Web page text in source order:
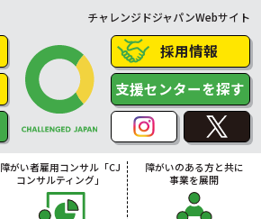
チャレンジドジャパンWebサイト
採用情報
支援センターを探す
障がい者雇用コンサル「CJ
コンサルティング」
障がいのある方と共に
事業を展開